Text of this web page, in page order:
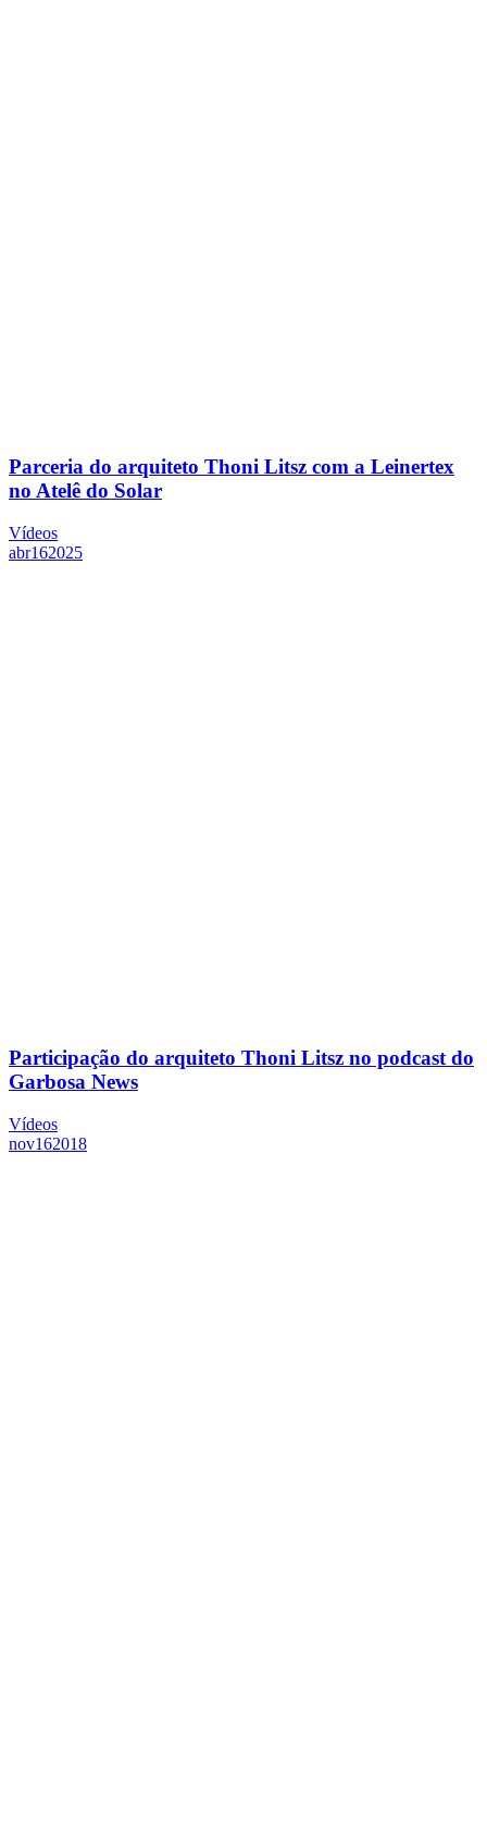
Parceria do arquiteto Thoni Litsz com a Leinertex
no Atelê do Solar
Vídeos
abr162025
Participação do arquiteto Thoni Litsz no podcast do
Garbosa News
Vídeos
nov162018